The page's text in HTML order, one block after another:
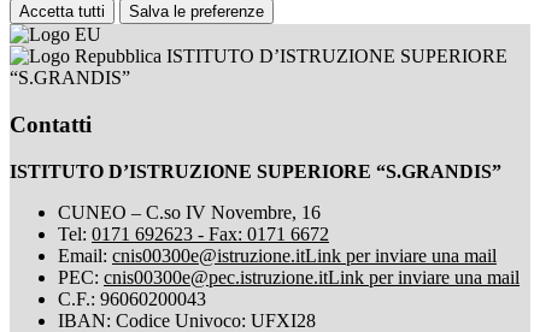
Accetta tutti Salva le preferenze
ISTITUTO D’ISTRUZIONE SUPERIORE
“S.GRANDIS”
Contatti
ISTITUTO D’ISTRUZIONE SUPERIORE “S.GRANDIS”
CUNEO – C.so IV Novembre, 16
Tel: 0171 692623 - Fax: 0171 6672
Email: cnis00300e@istruzione.itLink per inviare una mail
PEC: cnis00300e@pec.istruzione.itLink per inviare una mail
C.F.: 96060200043
IBAN: Codice Univoco: UFXI28